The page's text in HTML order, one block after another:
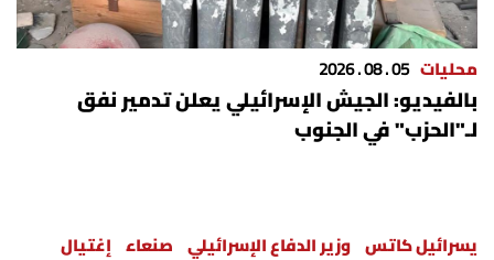
محليات 05 . 08 . 2026
بالفيديو: الجيش الإسرائيلي يعلن تدمير نفق
لـ"الحزب" في الجنوب
يسرائيل كاتس وزير الدفاع الإسرائيلي صنعاء إغتيال